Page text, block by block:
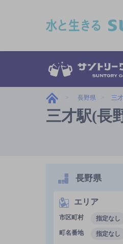
長野県 三
三才駅(長
長野県
エリア
市区町村
指定なし
町名番地
指定なし